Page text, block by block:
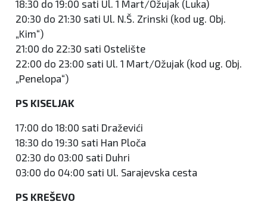
18:30 do 19:00 sati Ul. 1 Mart/Ožujak (Luka)
20:30 do 21:30 sati Ul. N.Š. Zrinski (kod ug. Obj.
„Kim“)
21:00 do 22:30 sati Ostelište
22:00 do 23:00 sati Ul. 1 Mart/Ožujak (kod ug. Obj.
„Penelopa“)
PS KISELJAK
17:00 do 18:00 sati Draževići
18:30 do 19:30 sati Han Ploča
02:30 do 03:00 sati Duhri
03:00 do 04:00 sati Ul. Sarajevska cesta
PS KREŠEVO